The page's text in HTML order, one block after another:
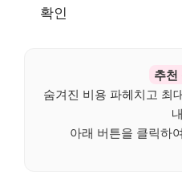
확인
추천
숨겨진 비용 파헤치고 최
아래 버튼을 클릭하